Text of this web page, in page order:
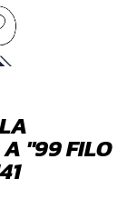
A ''99 FILO